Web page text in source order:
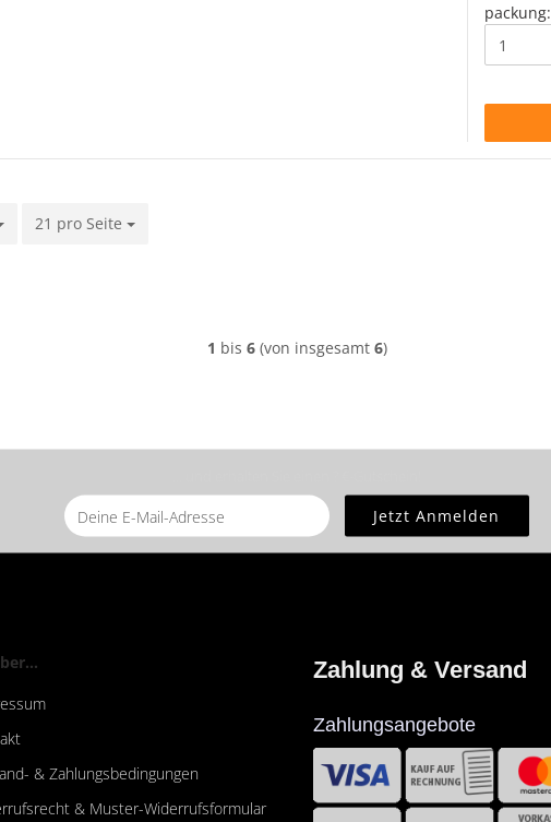
packung:
21 pro Seite
pro Seite
1 bis 6(von insgesamt 6)
& Zahlungsbedingungen
& Muster-Widerrufsformular
Zahlung & Versand
Zahlungsangebote